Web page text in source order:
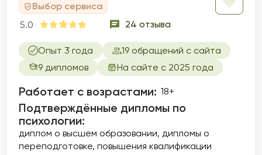
Выбор сервиса
5.0
24 отзыва
Опыт 3 года
19 обращений с сайта
9 дипломов
На сайте с 2025 года
Работает с возрастами: 18+
Подтверждённые дипломы по
психологии:
диплом о высшем образовании дипломы о
переподготовке повышения квалификации